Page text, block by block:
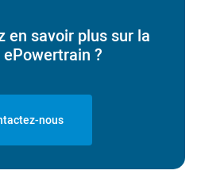
en savoir plus sur la
?
nous